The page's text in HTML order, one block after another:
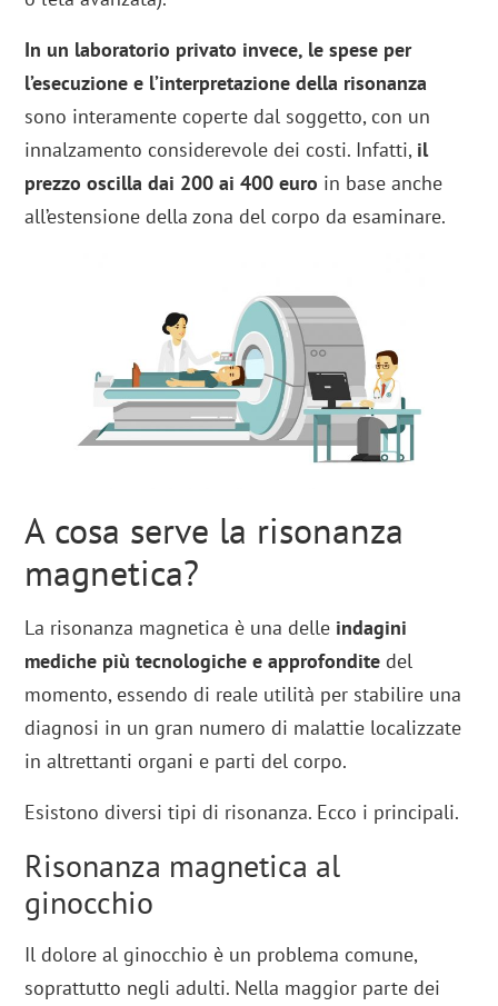
In un laboratorio privato invece, le spese per
l’esecuzione e l’interpretazione della risonanza
sono interamente coperte dal soggetto, con un
innalzamento considerevole dei costi. Infatti, il
prezzo oscilla dai 200 ai 400 euro in base anche
all’estensione della zona del corpo da esaminare.
A cosa serve la risonanza
magnetica?
La risonanza magnetica è una delle indagini
mediche più tecnologiche e approfondite del
momento, essendo di reale utilità per stabilire una
diagnosi in un gran numero di malattie localizzate
in altrettanti organi e parti del corpo.
Esistono diversi tipi di risonanza. Ecco i principali.
Risonanza magnetica al
ginocchio
Il dolore al ginocchio è un problema comune,
soprattutto negli adulti. Nella maggior parte dei